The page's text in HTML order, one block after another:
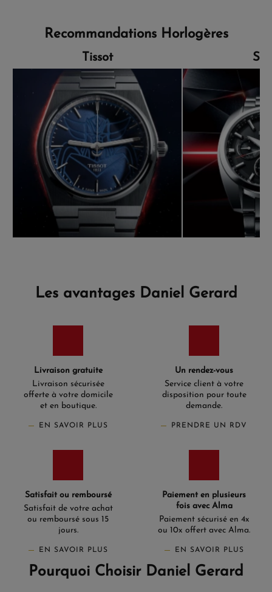
Recommandations Horlogères
Tissot
Les avantages Daniel Gerard
Livraison gratuite
Livraison sécurisée
offerte à votre domicile
et en boutique.
EN SAVOIR PLUS
Un rendez-vous
Service client à votre
disposition pour toute
demande.
PRENDRE UN RDV
Satisfait ou remboursé
Satisfait de votre achat
ou remboursé sous 15
jours.
EN SAVOIR PLUS
Paiement en plusieurs
fois avec Alma
Paiement sécurisé en 4x
ou 10x offert avec Alma.
EN SAVOIR PLUS
Pourquoi Choisir Daniel Gerard